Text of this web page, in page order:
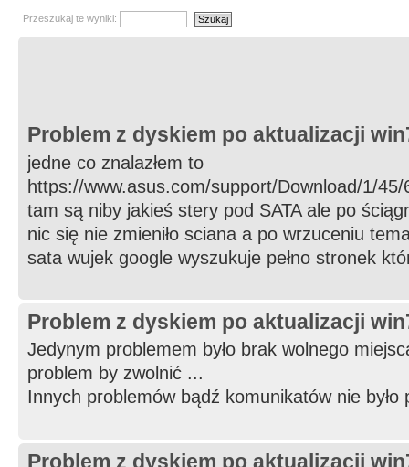
Przeszukaj te wyniki:
Problem z dyskiem po aktualizacji
jedne co znalazłem to
https://www.asus.com/support/Download/1/
tam są niby jakieś stery pod SATA ale po
nic się nie zmieniło sciana a po wrzuceniu
sata wujek google wyszukuje pełno stronek
Problem z dyskiem po aktualizacji
Jedynym problemem było brak wolnego
problem by zwolnić ...
Innych problemów bądź komunikatów nie
Problem z dyskiem po aktualizacji